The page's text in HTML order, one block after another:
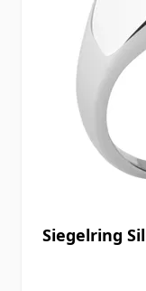
Siegelring